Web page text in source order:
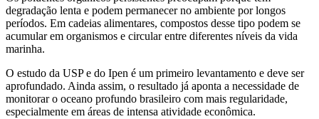
degradação lenta e podem permanecer no ambiente por longos
períodos. Em cadeias alimentares, compostos desse tipo podem se
acumular em organismos e circular entre diferentes níveis da vida
marinha.
O estudo da USP e do Ipen é um primeiro levantamento e deve ser
aprofundado. Ainda assim, o resultado já aponta a necessidade de
monitorar o oceano profundo brasileiro com mais regularidade,
especialmente em áreas de intensa atividade econômica.